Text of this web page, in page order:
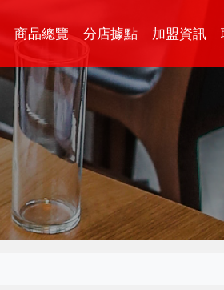
商品總覽 分店據點 加盟資訊